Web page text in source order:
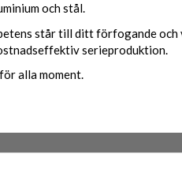
och stål.
står till ditt förfogande
serieproduktion.
alla moment.